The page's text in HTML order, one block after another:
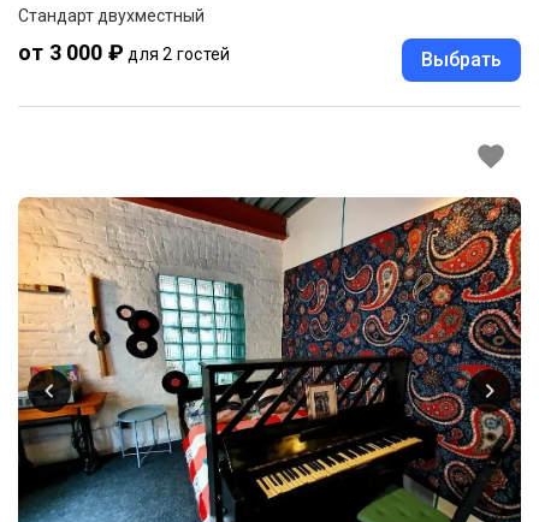
Стандарт двухместный
от 3 000 ₽ для 2 гостей Выбрать